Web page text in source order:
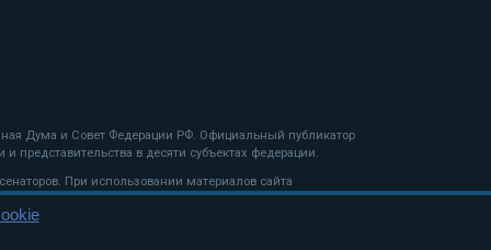
Дума и Совет Федерации РФ. Официальный публикатор
представительства в десяти субъектах федерации.
При использовании материалов сайта